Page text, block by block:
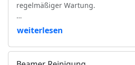
regelmäßiger Wartung.
Leistungsumfang:
Reinigung der Luftfilter und
weiterlesen